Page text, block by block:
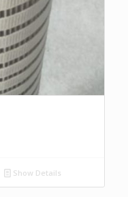
Show Details